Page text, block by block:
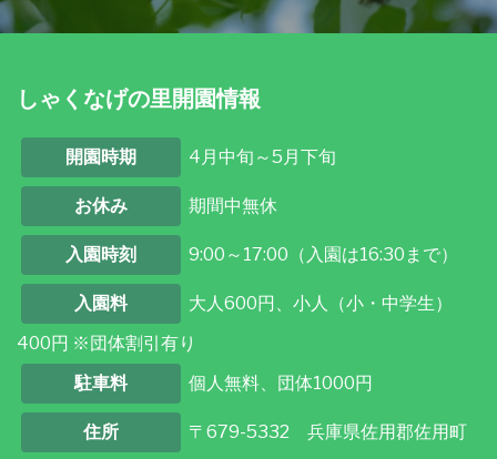
しゃくなげの里開園情報
開園時期 4月中旬～5月下旬
お休み 期間中無休
入園時刻 9:00～17:00（入園は16:30まで）
入園料
大人600円、小人（小・中学生）
400円 ※団体割引有り
駐車料
個人無料、団体1000円
住所
〒679-5332 兵庫県佐用郡佐用町